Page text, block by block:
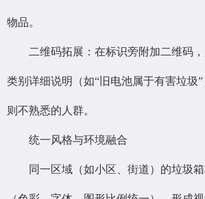
物品。
二维码拓展：在标识旁附加二维码，
类别详细说明（如“旧电池属于有害垃圾
则不熟悉的人群。
统一风格与环境融合
同一区域（如小区、街道）的垃圾箱